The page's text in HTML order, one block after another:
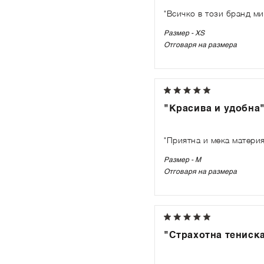
"Всичко в този бранд
Размер - XS
Отговаря на размера
"Красива и удобна"
"Приятна и мека
Размер - M
Отговаря на размера
"Страхотна